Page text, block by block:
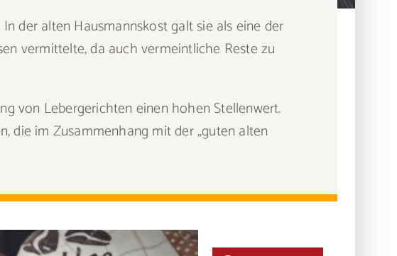
der alten Hausmannskost galt sie als eine der
vermittelte, da auch vermeintliche Reste zu
von Lebergerichten einen hohen Stellenwert.
die im Zusammenhang mit der „guten alten